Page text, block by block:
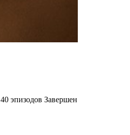
40 эпизодов Завершен